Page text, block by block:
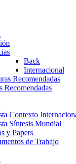
Back
Internacional
Recomendadas
Recomendadas
Contexto
Síntesis Mundial
y Papers
de Trabajo